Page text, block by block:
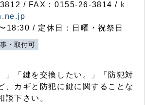
/ FAX：0155-26-3814 / k
18:30 / 定休日：日曜・祝祭日
・取付可
」「鍵を交換したい。」「防犯対
、カギと防犯に鍵に関することな
談下さい。